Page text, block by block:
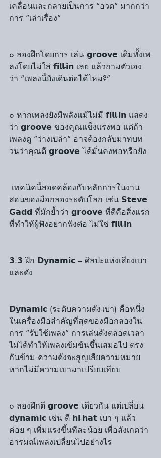
เคลื่อนและกลายเป็นการ “อวด” มากกว่า
การ “เล่าเรื่อง”
๐ ลองฝึกโดยการ เล่น 𝗴𝗿𝗼𝗼𝘃𝗲 เดิมทั้งเพ
ลงโดยไม่ใส่ 𝗳𝗶𝗹𝗹-𝗶𝗻 เลย แล้วถามตัวเอง
ว่า “เพลงนี้ยังเดินต่อได้ไหม?”
๐ หากเพลงยังมีพลังแม้ไม่มี 𝗳𝗶𝗹𝗹-𝗶𝗻 แสดง
ว่า 𝗴𝗿𝗼𝗼𝘃𝗲 ของคุณแข็งแรงพอ แต่ถ้า
เพลงดู “ว่างเปล่า” อาจต้องกลับมาทบท
วนว่าคุณตี 𝗴𝗿𝗼𝗼𝘃𝗲 ได้มั่นคงพอหรือยัง
สอนของมือกลองระดับโลก เช่น 𝗦𝘁𝗲𝘃𝗲
𝗚𝗮𝗱𝗱 ที่มักย้ำว่า 𝗴𝗿𝗼𝗼𝘃𝗲 ที่ดีคือสิ่งแรก
ที่ทำให้ผู้ฟังอยากฟังต่อ ไม่ใช่ 𝗳𝗶𝗹𝗹-𝗶𝗻
𝟯.𝟯 ฝึก 𝗗𝘆𝗻𝗮𝗺𝗶𝗰 – ศิลปะแห่งเสียงเบา
และดัง
𝗗𝘆𝗻𝗮𝗺𝗶𝗰 (ระดับความดัง-เบา) คือหนึ่ง
ในเครื่องมือสำคัญที่สุดของมือกลองใน
การ “รับใช้เพลง” การเล่นดังตลอดเวลา
ไม่ได้ทำให้เพลงเข้มข้นขึ้นเสมอไป ตรง
กันข้าม ความดังจะสูญเสียความหมาย
หากไม่มีความเบามาเปรียบเทียบ
๐ ลองฝึกตี 𝗴𝗿𝗼𝗼𝘃𝗲 เดียวกัน แต่เปลี่ยน
𝗱𝘆𝗻𝗮𝗺𝗶𝗰 เช่น ตี 𝗵𝗶-𝗵𝗮𝘁 เบา ๆ แล้ว
ค่อย ๆ เพิ่มแรงขึ้นทีละน้อย เพื่อสังเกตว่า
อารมณ์เพลงเปลี่ยนไปอย่างไร